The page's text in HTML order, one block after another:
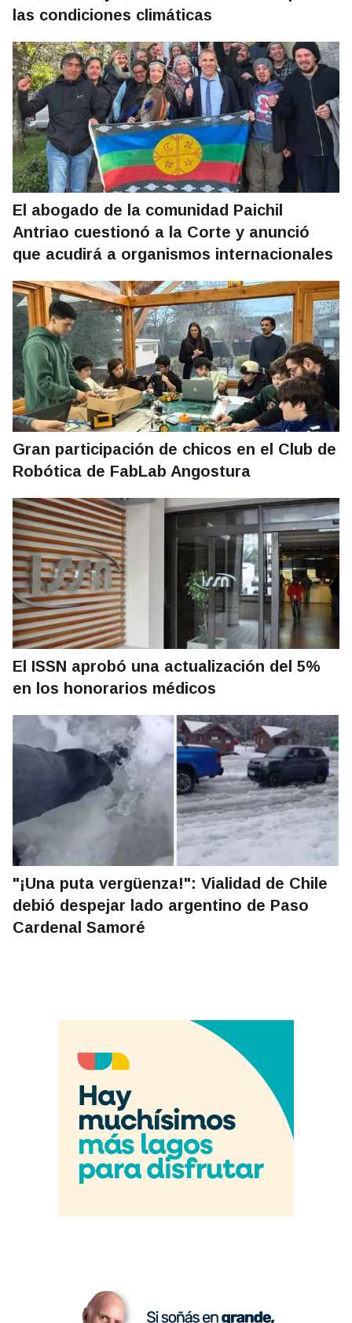
las condiciones climáticas
El abogado de la comunidad Paichil
Antriao cuestionó a la Corte y anunció
que acudirá a organismos internacionales
Gran participación de chicos en el Club de
Robótica de FabLab Angostura
El ISSN aprobó una actualización del 5%
en los honorarios médicos
"¡Una puta vergüenza!": Vialidad de Chile
debió despejar lado argentino de Paso
Cardenal Samoré